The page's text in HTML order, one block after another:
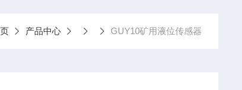
产品中心 GUY10矿用液位传感器